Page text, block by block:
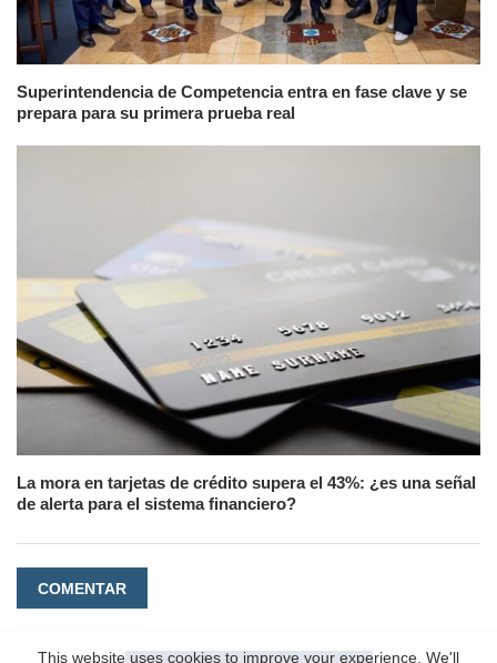
Superintendencia de Competencia entra en fase clave y se
prepara para su primera prueba real
La mora en tarjetas de crédito supera el 43%: ¿es una señal
de alerta para el sistema financiero?
COMENTAR
This website uses cookies to improve your experience. We'll